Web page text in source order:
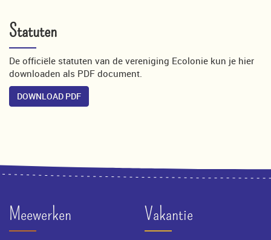
Statuten
De officiële statuten van de vereniging Ecolonie kun je hier
downloaden als PDF document.
DOWNLOAD PDF
Meewerken Vakantie